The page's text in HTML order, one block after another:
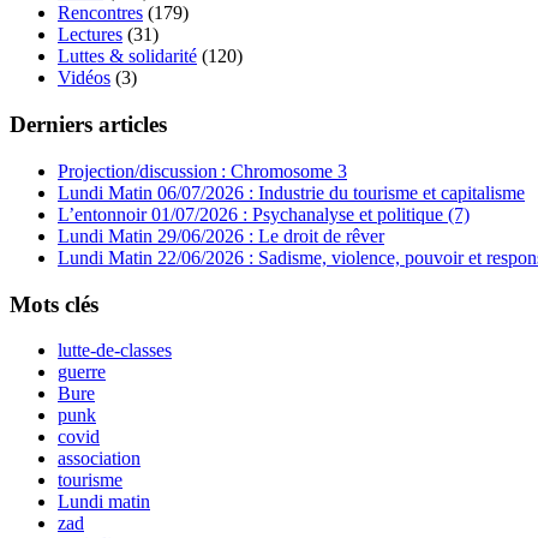
Rencontres (179)
Lectures (31)
Luttes & solidarité (120)
Vidéos (3)
Derniers articles
Projection/discussion : Chromosome 3
Lundi Matin 06/07/2026 : Industrie du tourisme et capitalisme
L’entonnoir 01/07/2026 : Psychanalyse et politique (7)
Lundi Matin 29/06/2026 : Le droit de rêver
Lundi Matin 22/06/2026 : Sadisme, violence, pouvoir et
Mots clés
lutte-de-classes
guerre
Bure
punk
covid
association
tourisme
Lundi matin
zad